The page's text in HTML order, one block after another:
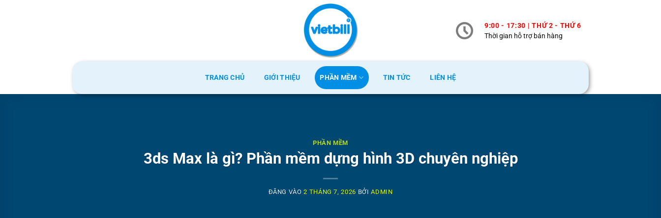
9:00 - 17:30 | THỨ 2 - THỨ 6
Thời gian hỗ trợ bán hàng
TRANG CHỦ GIỚI THIỆU PHẦN MỀM TIN TỨC LIÊN HỆ
PHẦN MỀM
3ds Max là gì? Phần mềm dựng hình 3D chuyên nghiệp
ĐĂNG VÀO2 THÁNG 7, 2026 BỞIADMIN